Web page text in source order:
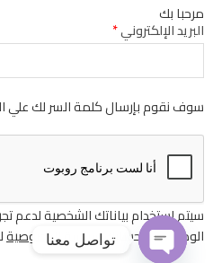
مرحبا بك
البريد الإلكتروني*
سوف نقوم بإرسال كلمة السر لك علي
سيتم استخدام بياناتك الشخصية لدعم
الوصول إلى حسابكسياسة الخصوصية
تواصل معنا